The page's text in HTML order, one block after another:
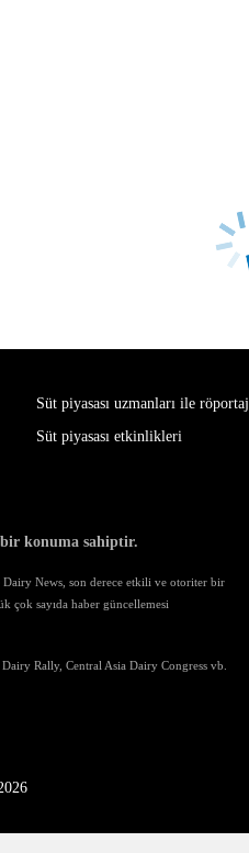
Süt piyasası uzmanları ile röportaj
Süt piyasası etkinlikleri
bir konuma sahiptir.
Dairy News, son derece etkili ve otoriter bir
çok sayıda haber güncellemesi
Rally, Central Asia Dairy Congress vb.